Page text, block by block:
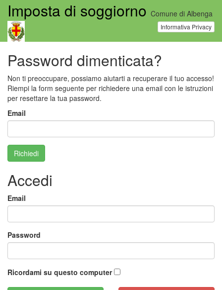
Imposta di soggiorno Comune di Albenga
Informativa Privacy
Password dimenticata?
Non ti preoccupare, possiamo aiutarti a recuperare il tuo accesso!
Riempi la form seguente per richiedere una email con le istruzioni
per resettare la tua password.
Email
Richiedi
Accedi
Email
Password
Ricordami su questo computer